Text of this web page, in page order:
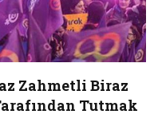
Zahmetli Biraz
Tutmak